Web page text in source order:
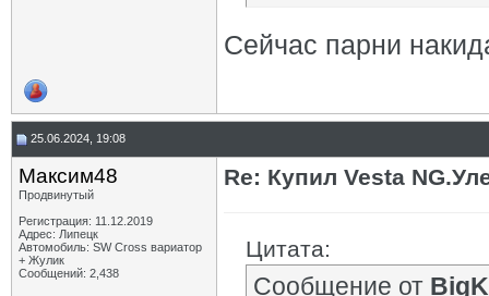
Сейчас парни
25.06.2024, 19:08
Максим48
Продвинутый
Регистрация: 11.12.2019
Адрес: Липецк
Автомобиль: SW Cross вариатор
+ Жулик
Сообщений: 2,438
Re: Купил Vesta
Цитата:
Сообщение от